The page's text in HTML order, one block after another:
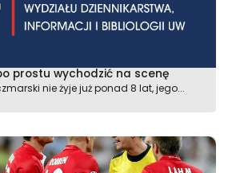
prostu wychodzić na scenę
nie żyje już ponad 8 lat, jego...